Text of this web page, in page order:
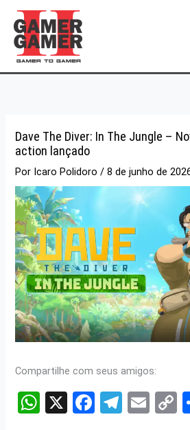
para
conteúdo
Dave The Diver: In The Jungle –
action lançado
Por Icaro Polidoro/8 de junho de
Compartilhe com seus amigos:
W X
F
T
E